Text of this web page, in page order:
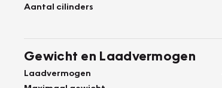
Aantal cilinders
Gewicht en Laadvermogen
Laadvermogen